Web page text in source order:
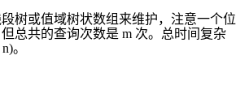
树或值域树状数组来维护，注意一个位
总共的查询次数是 m 次。总时间复杂
n)。